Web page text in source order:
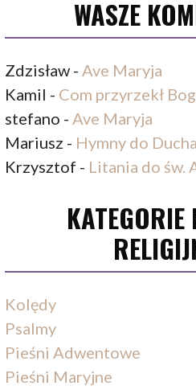
WASZE
Zdzisław -Ave Maryja
Kamil - Com przyrzekł
stefano -Ave Maryja
Mariusz - Hymny do
Krzysztof - Litania do św.
KATEGORIE
Kolędy
Psalmy
Pieśni Adwentowe
Pieśni Maryjne